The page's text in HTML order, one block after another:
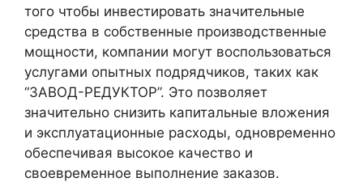
того чтобы инвестировать значительные
средства в собственные производственные
мощности, компании могут воспользоваться
услугами опытных подрядчиков, таких как
“ЗАВОД-РЕДУКТОР”. Это позволяет
значительно снизить капитальные вложения
и эксплуатационные расходы, одновременно
обеспечивая высокое качество и
своевременное выполнение заказов.